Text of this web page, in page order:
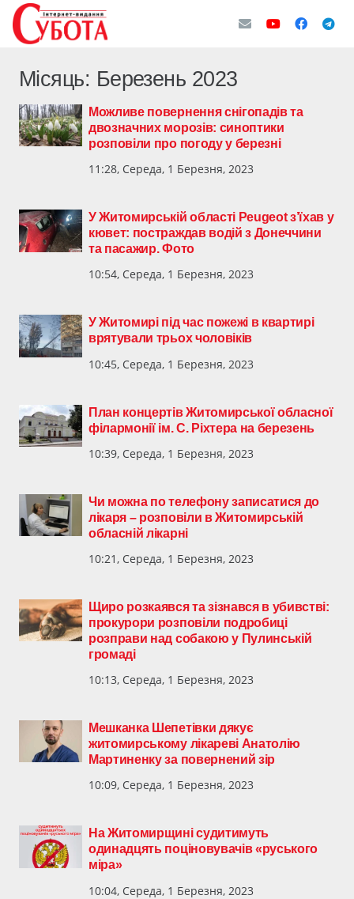
Місяць: Березень 2023
Можливе повернення снігопадів та
двозначних морозів: синоптики
розповіли про погоду у березні
11:28, Середа, 1 Березня, 2023
У Житомирській області Peugeot з’їхав у
кювет: постраждав водій з Донеччини
та пасажир. Фото
10:54, Середа, 1 Березня, 2023
У Житомирі під час пожежі в квартирі
врятували трьох чоловіків
10:45, Середа, 1 Березня, 2023
План концертів Житомирської обласної
філармонії ім. С. Ріхтера на березень
10:39, Середа, 1 Березня, 2023
Чи можна по телефону записатися до
лікаря – розповіли в Житомирській
обласній лікарні
10:21, Середа, 1 Березня, 2023
Щиро розкаявся та зізнався в убивстві:
прокурори розповіли подробиці
розправи над собакою у Пулинській
громаді
10:13, Середа, 1 Березня, 2023
Мешканка Шепетівки дякує
житомирському лікареві Анатолію
Мартиненку за повернений зір
10:09, Середа, 1 Березня, 2023
На Житомирщині судитимуть
одинадцять поціновувачів «руського
міра»
10:04, Середа, 1 Березня, 2023